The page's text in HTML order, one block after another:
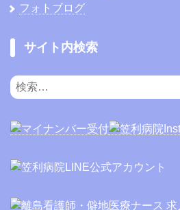
フォトブログ
サイト内検索
検
索: